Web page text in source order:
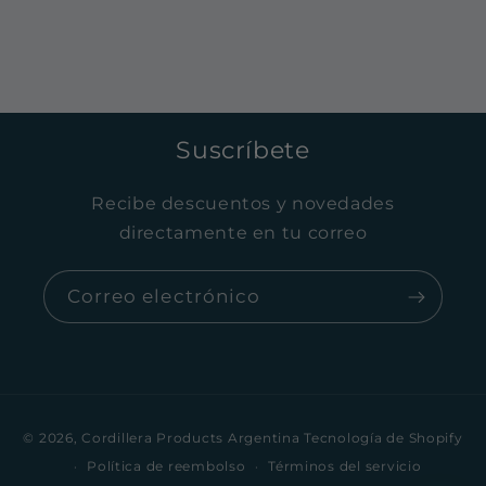
Suscríbete
Recibe descuentos y novedades
directamente en tu correo
Correo electrónico
© 2026,Cordillera Products Argentina Tecnología de Shopify
Política de reembolso
Términos del servicio